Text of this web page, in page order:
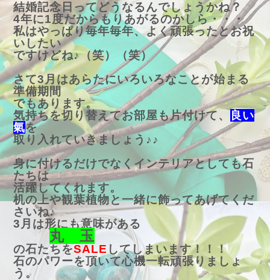
結婚記念日ってどうなるんでしょうかね？
4年に1度だからもりあがるのかしら・・・
私はやっぱり毎年毎年、よく頑張ったとお祝
いしたい
ですけどね♪（笑）（笑）
さて3月はあらたにいろいろなことが始まる
準備期間
でもあります。
気持ちを切り替えてお部屋も片付けて、
良い
氣を
取り入れていきましょう♪♪
身に付けるだけでなくインテリアとしても石
たちは
活躍してくれます。
机の上や観葉植物と一緒に飾ってあげてくだ
さいね♪
3月は形にも意味がある
丸 玉
の石たちをSALE してしまいます！！！
石のパワーを頂いて心機一転頑張りましょ
う。